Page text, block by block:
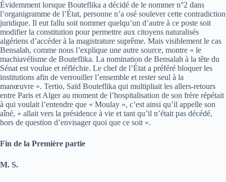
Évidemment lorsque Bouteflika a décidé de le nommer n°2 dans
l’organigramme de l’État, personne n’a osé soulever cette contradiction
juridique. Il eut fallu soit nommer quelqu’un d’autre à ce poste soit
modifier la constitution pour permettre aux citoyens naturalisés
algériens d’accéder à la magistrature suprême. Mais visiblement le cas
Bensalah, comme nous l’explique une autre source, montre « le
machiavélisme de Bouteflika. La nomination de Bensalah à la tête du
Sénat est voulue et réfléchie. Le chef de l’État a préféré bloquer les
institutions afin de verrouiller l’ensemble et rester seul à la
manœuvre ». Tertio, Saïd Bouteflika qui multipliait les allers-retours
entre Paris et Alger au moment de l’hospitalisation de son frère répétait
à qui voulait l’entendre que « Moulay », c’est ainsi qu’il appelle son
aîné, « allait vers la présidence à vie et tant qu’il n’était pas décédé,
hors de question d’envisager quoi que ce soit ».
Fin de la Première partie
M. S.